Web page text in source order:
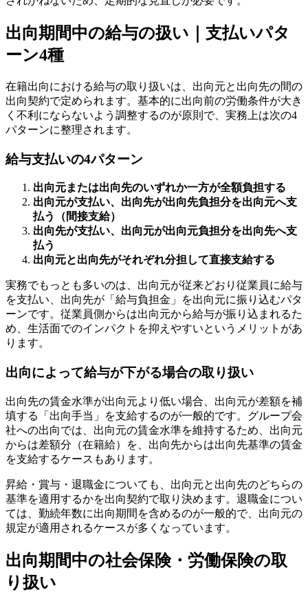
出向期間中の給与の扱い｜支払いパタ
ーン4種
在籍出向における給与の取り扱いは、出向元と出向先の間の
出向契約で定められます。基本的に出向前の労働条件が大き
く不利にならないよう調整するのが原則で、実務上は次の4
パターンに整理されます。
給与支払いの4パターン
出向元または出向先のいずれか一方が全額負担する
出向元が支払い、出向先が出向先負担分を出向元へ支
払う（間接支給）
出向先が支払い、出向元が出向元負担分を出向先へ支
払う
出向元と出向先がそれぞれ分担して直接支給する
実務でもっとも多いのは、出向元が従来どおり従業員に給与
を支払い、出向先が「給与負担金」を出向元に振り込むパタ
ーンです。従業員側からは出向元から給与が振り込まれるた
め、生活面でのインパクトを抑えやすいというメリットがあ
ります。
出向によって給与が下がる場合の取り扱い
出向先の賃金水準が出向元より低い場合、出向元が差額を補
填する「出向手当」を支給するのが一般的です。グループ会
社への出向では、出向元の賃金水準を維持するため、出向元
からは差額分（在籍給）を、出向先からは出向先基準の賃金
を支給するケースもあります。
昇給・賞与・退職金についても、出向元と出向先のどちらの
基準を適用するかを出向契約で取り決めます。退職金につい
ては、勤続年数に出向期間を含めるのが一般的で、出向元の
規定が適用されるケースが多くなっています。
出向期間中の社会保険・労働保険の取
り扱い